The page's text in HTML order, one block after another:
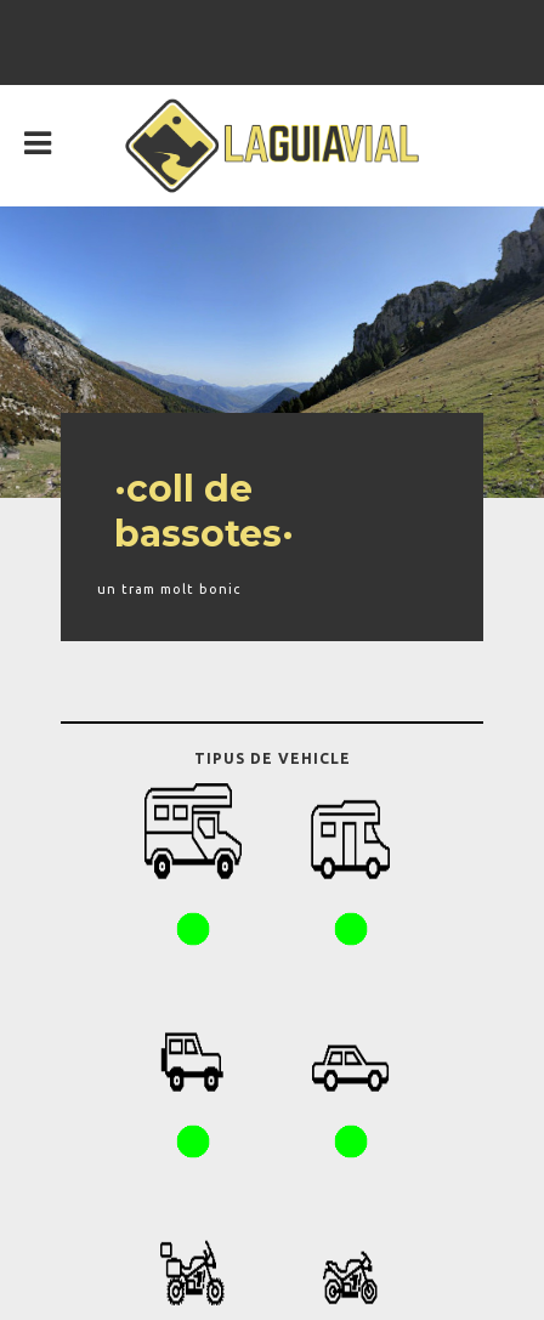
·coll de
bassotes·
un tram molt bonic
TIPUS DE VEHICLE